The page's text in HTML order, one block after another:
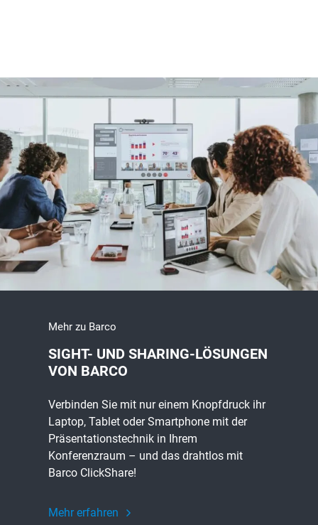
Mehr zu Barco
SIGHT- UND SHARING-LÖSUNGEN
VON BARCO
Verbinden Sie mit nur einem Knopfdruck ihr
Laptop, Tablet oder Smartphone mit der
Präsentationstechnik in Ihrem
Konferenzraum – und das drahtlos mit
Barco ClickShare!
Mehr erfahren